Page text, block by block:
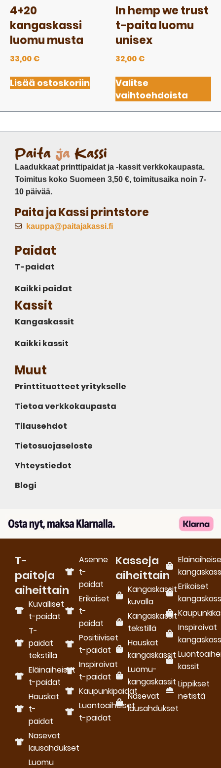
4+20
kangaskassi
luomu musta
33,00€
Lisää ostoskoriin
In hemp we trust
t-paita luomu
unisex
32,00€
Valitse
vaihtoehdoista
Laadukkaat printtipaidat ja -kassit verkkokaupasta.
Toimitus koko Suomeen 3,50 €, toimitusaika noin 7-
10 päivää.
Paita ja Kassi printstore
kauppa@paitajakassi.fi
Paidat
T-paidat
Kaikki paidat
Kassit
Kangaskassit
Kaikki kassit
Muut
Printtituotteet yritykselle
Tietoa verkkokaupasta
Tilausehdot
Tietosuojaseloste
Yhteystiedot
Blogi
T-
paitoja
aiheittain
Kuvalliset
t-paidat
T-
paidat
tekstillä
Eläinaiheiset
t-paidat
Hauskat
t-
paidat
Nasevat
lausahdukset
Luomu
Asenne
t-
paidat
Erikoiset
t-
paidat
Positiiviset
t-paidat
Inspiroivat
t-paidat
Kaupunkipaidat
Luontoaiheiset
t-paidat
Kasseja
aiheittain
Kangaskassit
kuvalla
Kangaskassit
tekstillä
Hauskat
kangaskassit
Luomu­
kangaskassit
Nasevat
lausahdukset
Erikoiset
Inspiroivat
kassit
Lippikset
netistä